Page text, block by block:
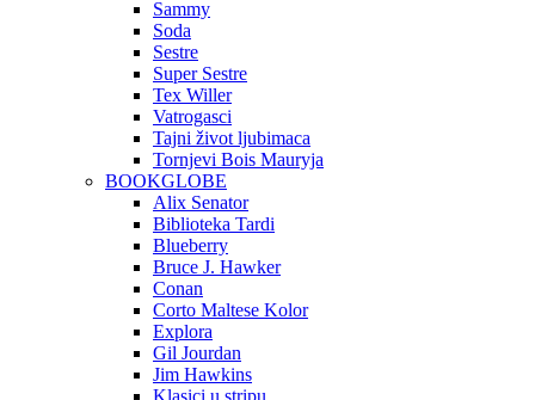
Sammy
Soda
Sestre
Super Sestre
Tex Willer
Vatrogasci
Tajni život ljubimaca
Tornjevi Bois Mauryja
BOOKGLOBE
Alix Senator
Biblioteka Tardi
Blueberry
Bruce J. Hawker
Conan
Corto Maltese Kolor
Explora
Gil Jourdan
Jim Hawkins
Klasici u stripu